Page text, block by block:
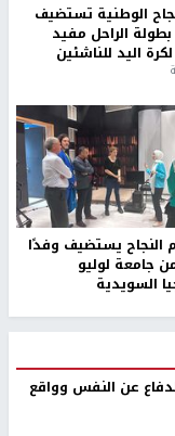
الوطنية تستضيف
الراحل مفيد
اليد للناشئين
النجاح يستضيف وفدًا
جامعة لوليو
السويدية
عن النفس وواقع